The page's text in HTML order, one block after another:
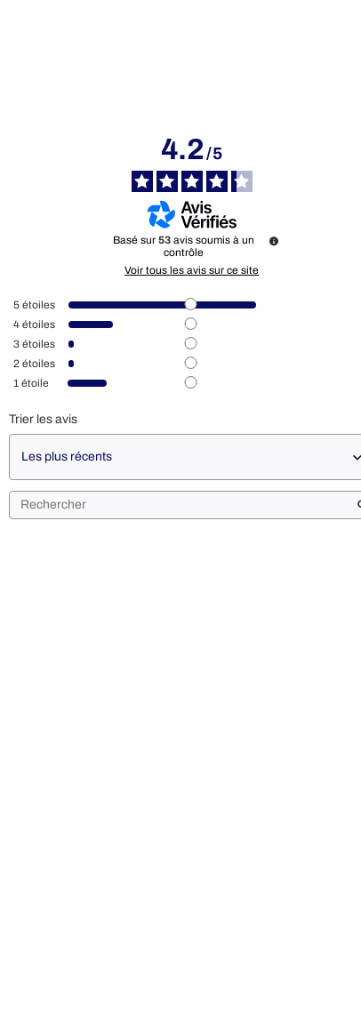
4.2/5
Basé sur53 avis soumis à un
contrôle
Voir tous les avis sur ce site
5 étoiles
4 étoiles
3 étoiles
2 étoiles
1 étoile
Trier les avis